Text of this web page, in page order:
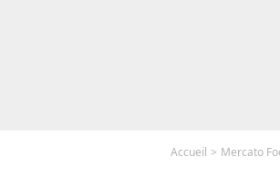
Accueil Mercato